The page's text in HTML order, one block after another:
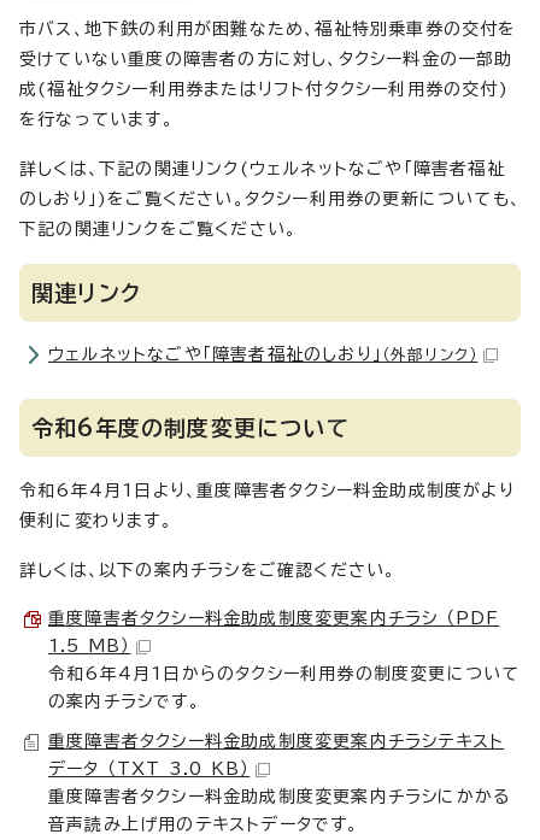
市バス、地下鉄の利用が困難なため、福祉特別乗車券の交付を
受けていない重度の障害者の方に対し、タクシー料金の一部助
成(福祉タクシー利用券またはリフト付タクシー利用券の交付)
を行なっています。
詳しくは、下記の関連リンク(ウェルネットなごや「障害者福祉
のしおり」)をご覧ください。タクシー利用券の更新についても、
下記の関連リンクをご覧ください。
関連リンク
ウェルネットなごや「障害者福祉のしおり」 （外部リンク）
令和6年度の制度変更について
令和6年4月1日より、重度障害者タクシー料金助成制度がより
便利に変わります。
詳しくは、以下の案内チラシをご確認ください。
重度障害者タクシー料金助成制度変更案内チラシ （PDF
1.5 MB）
令和6年4月1日からのタクシー利用券の制度変更について
の案内チラシです。
重度障害者タクシー料金助成制度変更案内チラシテキスト
データ （TXT 3.0 KB）
重度障害者タクシー料金助成制度変更案内チラシにかかる
音声読み上げ用のテキストデータです。